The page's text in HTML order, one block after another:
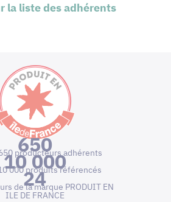
la liste des adhérents
650
producteurs adhérents
10 000
000 produits référencés
24
de la marque PRODUIT EN
ILE DE FRANCE